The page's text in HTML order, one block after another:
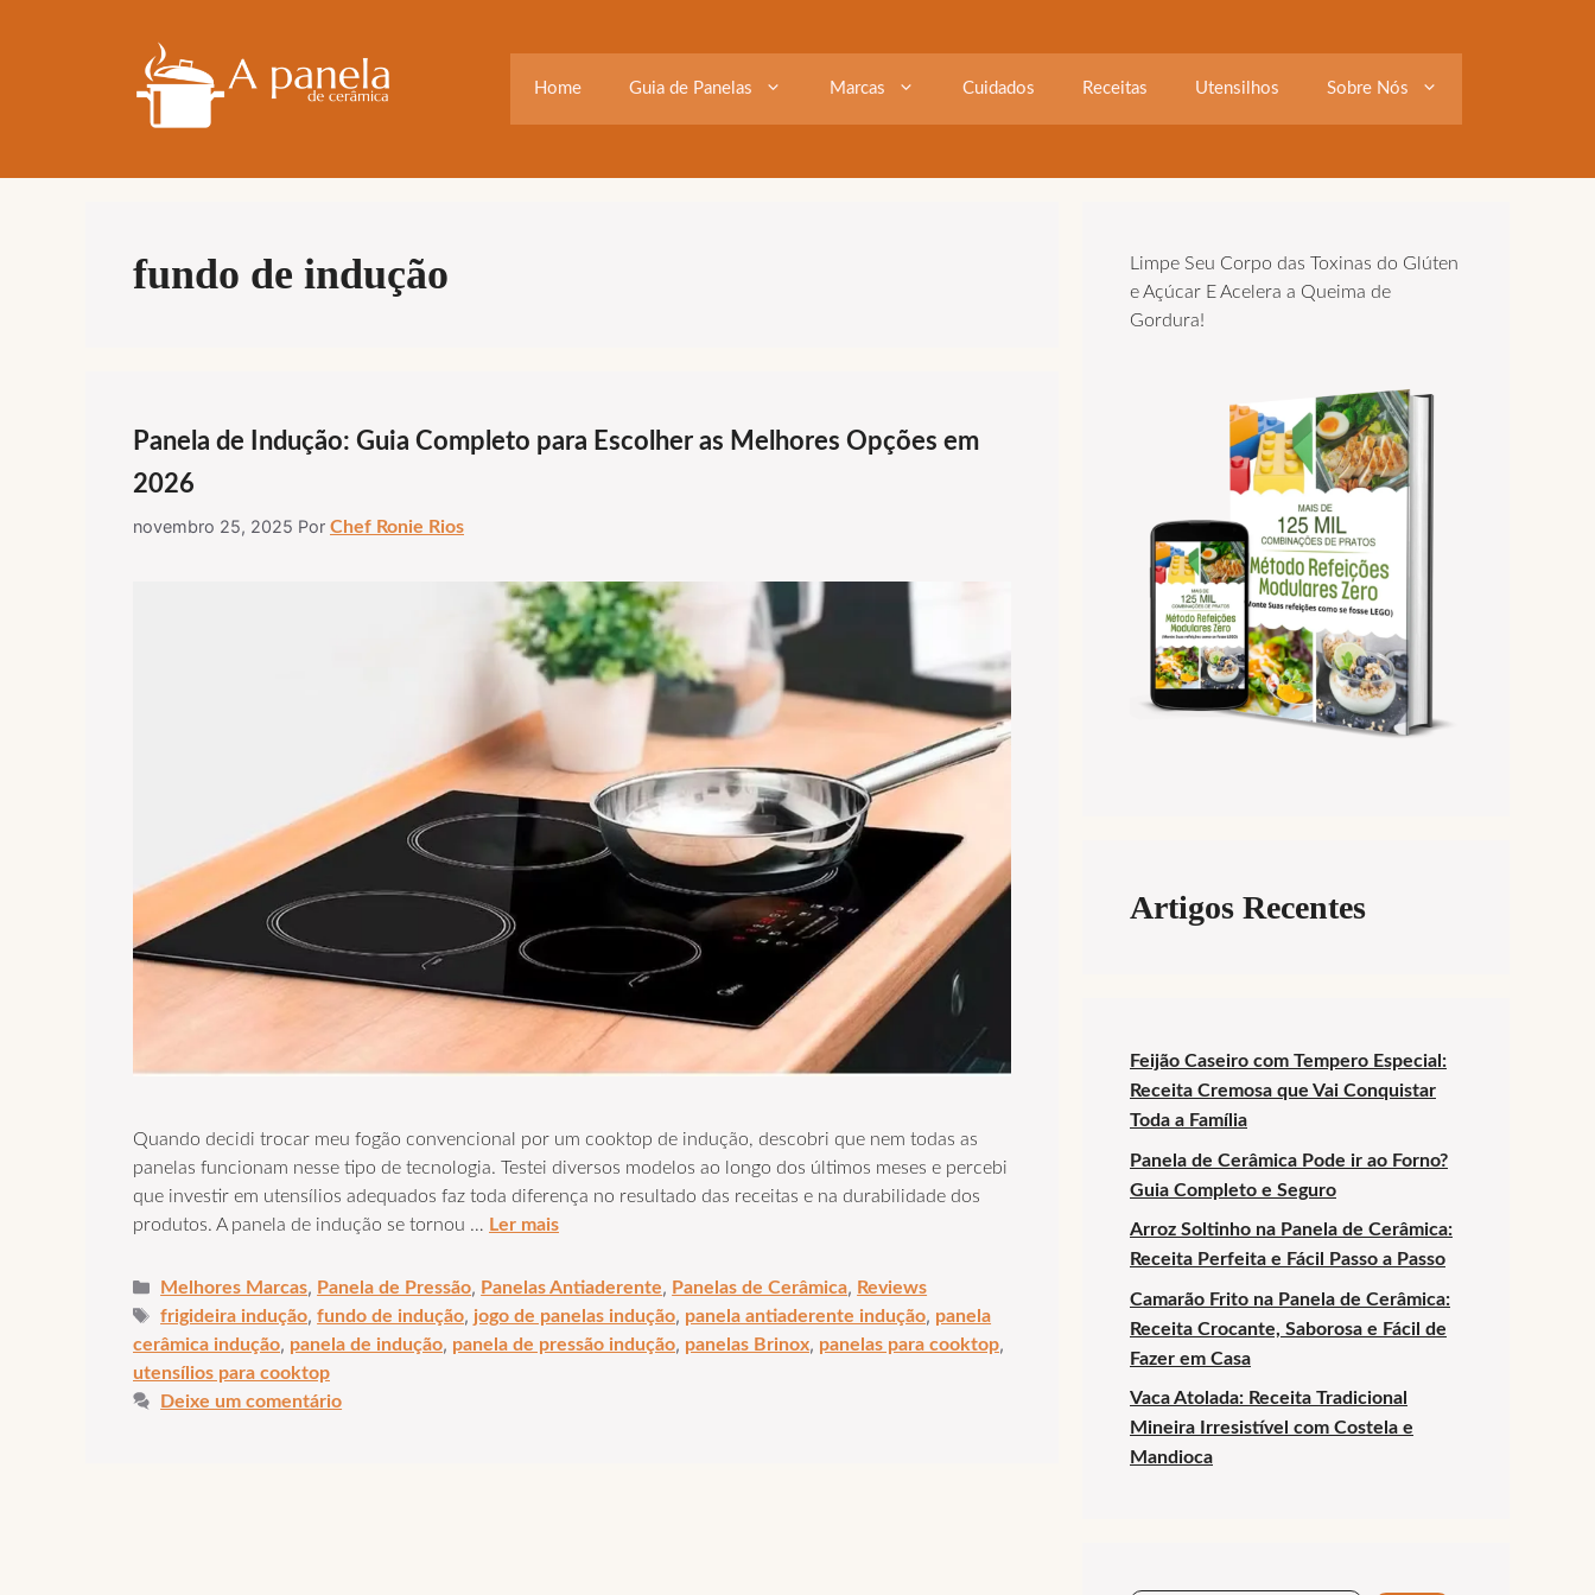
Home Guia de Panelas Marcas Cuidados Receitas Utensilhos Sobre Nós
fundo de indução
Panela de Indução: Guia Completo para Escolher as Melhores Opções em
2026
novembro 25, 2025 Por Chef Ronie Rios
Quando decidi trocar meu fogão convencional por um cooktop de indução, descobri que nem todas as
panelas funcionam nesse tipo de tecnologia. Testei diversos modelos ao longo dos últimos meses e percebi
que investir em utensílios adequados faz toda diferença no resultado das receitas e na durabilidade dos
produtos. A panela de indução se tornou … Ler mais
Categorias
Melhores Marcas, Panela de Pressão, Panelas Antiaderente, Panelas de Cerâmica, Reviews
Tags
frigideira indução,fundo de indução, jogo de panelas indução, panela antiaderente indução, panela
cerâmica indução, panela de indução, panela de pressão indução, panelas Brinox, panelas para cooktop,
utensílios para cooktop
Deixe um comentário
Limpe Seu Corpo das Toxinas do Glúten
e Açúcar E Acelera a Queima de
Gordura!
Artigos Recentes
Feijão Caseiro com Tempero Especial:
Receita Cremosa que Vai Conquistar
Toda a Família
Panela de Cerâmica Pode ir ao Forno?
Guia Completo e Seguro
Arroz Soltinho na Panela de Cerâmica:
Receita Perfeita e Fácil Passo a Passo
Camarão Frito na Panela de Cerâmica:
Receita Crocante, Saborosa e Fácil de
Fazer em Casa
Vaca Atolada: Receita Tradicional
Mineira Irresistível com Costela e
Mandioca